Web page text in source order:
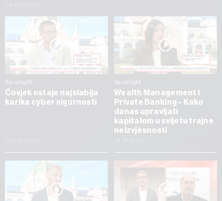
Spotlight
Čovjek ostaje najslabija
karika cyber sigurnosti
Spotlight
Wealth Management i
Private Banking – Kako
danas upravljati
kapitalom u svijetu trajne
neizvjesnosti